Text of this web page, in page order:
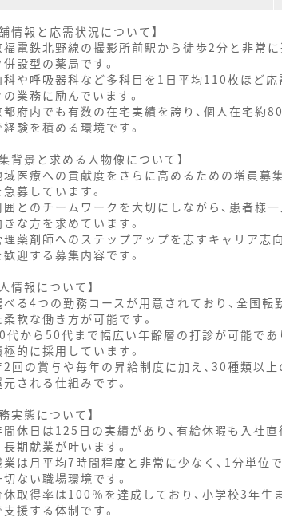
舗情報と応需状況について】
電鉄北野線の撮影所前駅から徒歩2分と非常
併設型の薬局です。
や呼吸器科など多科目を1日平均110枚ほど応
の業務に励んでいます。
府内でも有数の在宅実績を誇り、個人在宅約
験を積める環境です。
集背景と求める人物像について】
医療への貢献度をさらに高めるための増員募
募しています。
とのチームワークを大切にしながら、患者様
な方を求めています。
薬剤師へのステップアップを志すキャリア志
迎する募集内容です。
情報について】
る4つの勤務コースが用意されており、全国
軟な働き方が可能です。
から50代まで幅広い年齢層の打診が可能であ
極的に採用しています。
回の賞与や毎年の昇給制度に加え、30種類以
元される仕組みです。
実態について】
休日は125日の実績があり、有給休暇も入社
長期就業が叶います。
は月平均7時間程度と非常に少なく、1分単位
切ない職場環境です。
取得率は100％を達成しており、小学校3年生
支援する体制です。